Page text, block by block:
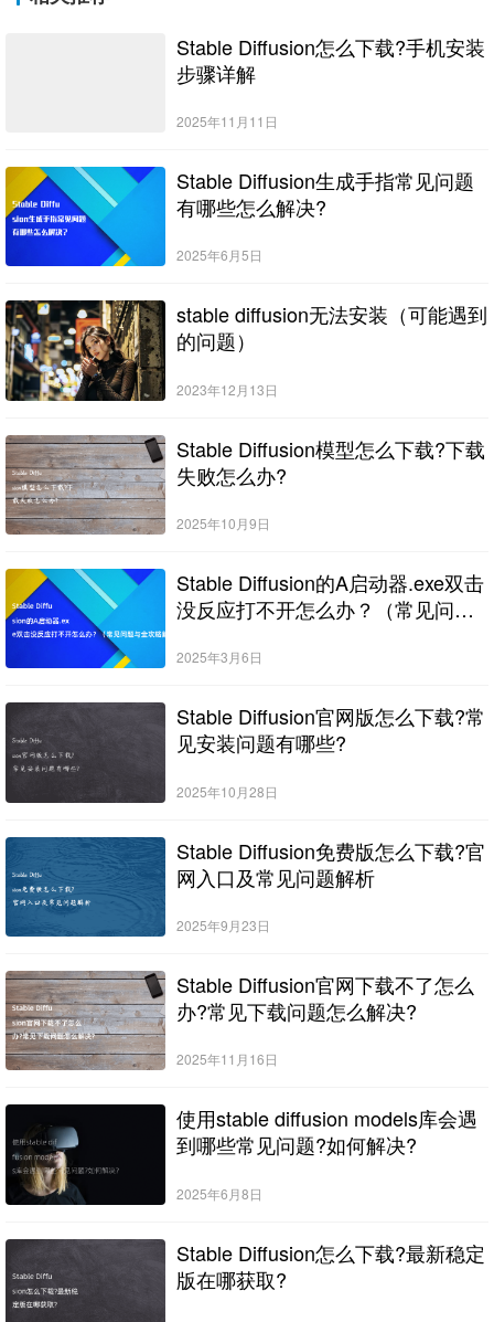
Stable Diffusion怎么下载?手机安装
步骤详解
2025年11月11日
Stable Diffusion生成手指常见问题
有哪些怎么解决?
2025年6月5日
stable diffusion无法安装（可能遇到
的问题）
2023年12月13日
Stable Diffusion模型怎么下载?下载
失败怎么办?
2025年10月9日
Stable Diffusion的A启动器.exe双击
没反应打不开怎么办？（常见问题
2025年3月6日
Stable Diffusion官网版怎么下载?常
见安装问题有哪些?
2025年10月28日
Stable Diffusion免费版怎么下载?官
网入口及常见问题解析
2025年9月23日
Stable Diffusion官网下载不了怎么
办?常见下载问题怎么解决?
2025年11月16日
使用stable diffusion models库会遇
到哪些常见问题?如何解决?
2025年6月8日
Stable Diffusion怎么下载?最新稳定
版在哪获取?